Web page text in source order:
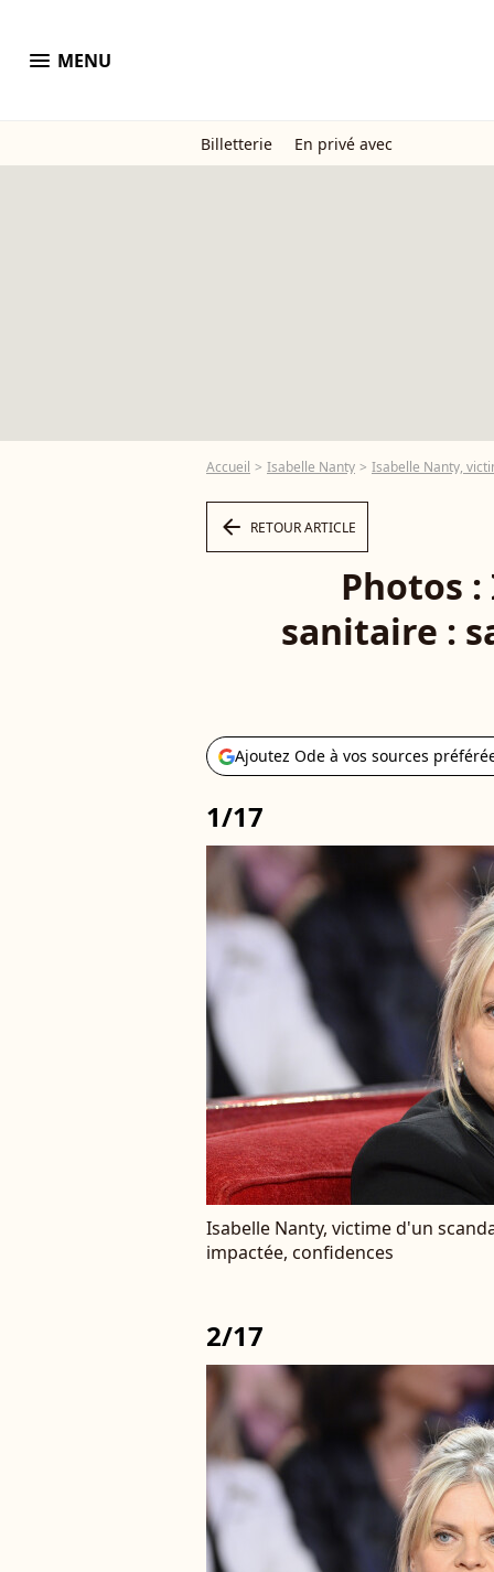
menu MENU
Billetterie En privé avec
Accueil Isabelle Nanty Isabelle Nanty,
arrow_left RETOUR ARTICLE
Photos
sanitaire :
Ajoutez Ode à vos sources
1/17
Isabelle Nanty, victime d'un
impactée, confidences
2/17